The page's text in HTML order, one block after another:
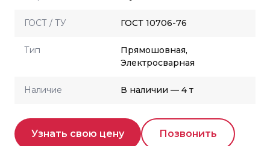
ГОСТ / ТУ ГОСТ 10706-76
Тип
Прямошовная,
Электросварная
Наличие В наличии — 4 т
Узнать свою цену Позвонить